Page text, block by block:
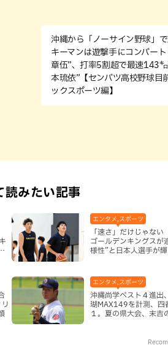
沖縄から「ノーサイン野球」
キーマンは遊撃手にコンバート
章伍”、打率5割超で最速143
本琉依”【センバツ高校野球目
ックスポーツ編】
読みたい記事
エンタメ,スポーツ
「速さ」だけじゃな
ゴールデンキングスが
様性”と日本人選手が
エンタメ,スポーツ
沖縄尚学ベスト４進出
瑚MAX149を計測、四
１。夏の県大会、末吉